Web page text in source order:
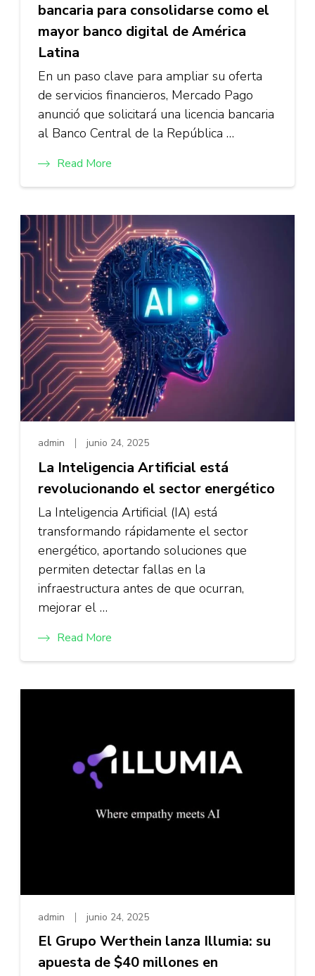
bancaria para consolidarse como el
mayor banco digital de América
Latina
En un paso clave para ampliar su oferta
de servicios financieros, Mercado Pago
anunció que solicitará una licencia bancaria
al Banco Central de la República …
Read More
admin junio 24, 2025
La Inteligencia Artificial está
revolucionando el sector energético
La Inteligencia Artificial (IA) está
transformando rápidamente el sector
energético, aportando soluciones que
permiten detectar fallas en la
infraestructura antes de que ocurran,
mejorar el …
Read More
admin junio 24, 2025
El Grupo Werthein lanza Illumia: su
apuesta de $40 millones en